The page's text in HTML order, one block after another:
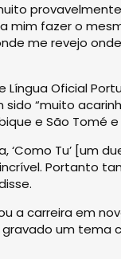
fazer o
me revejo
Língua Oficial
“muito
e São Tomé e
‘Como Tu’ [um
incrível. Portanto
a carreira em
um tema